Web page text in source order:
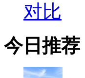
对比
今日推荐